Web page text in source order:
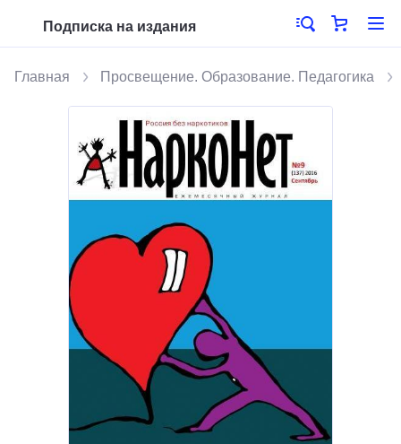
Подписка на издания
Главная Просвещение. Образование. Педагогика